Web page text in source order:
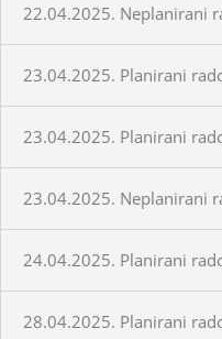
22.04.2025. Neplanirani
23.04.2025. Planirani
23.04.2025. Planirani
23.04.2025. Neplanirani
24.04.2025. Planirani
28.04.2025. Planirani